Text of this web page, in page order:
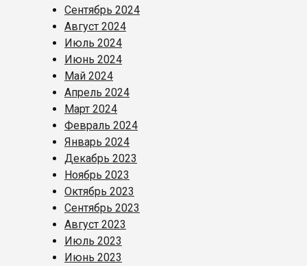
Сентябрь 2024
Август 2024
Июль 2024
Июнь 2024
Май 2024
Апрель 2024
Март 2024
Февраль 2024
Январь 2024
Декабрь 2023
Ноябрь 2023
Октябрь 2023
Сентябрь 2023
Август 2023
Июль 2023
Июнь 2023